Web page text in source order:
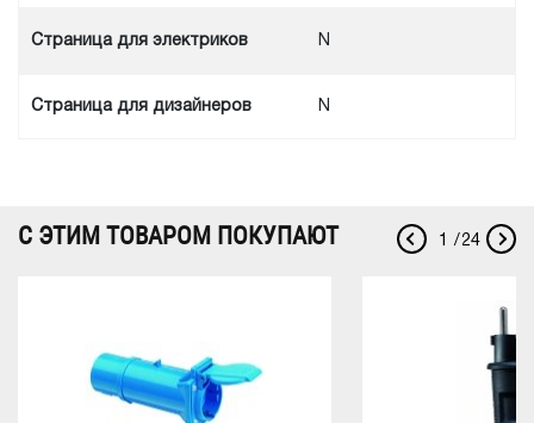
Cтраница для электриков N
Cтраница для дизайнеров N
С ЭТИМ ТОВАРОМ ПОКУПАЮТ / 24
1